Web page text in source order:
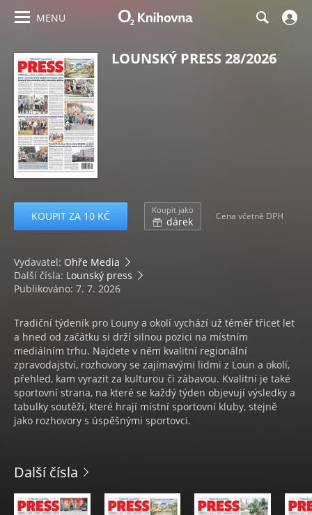
MENU
LOUNSKÝ PRESS 28/2026
KOUPIT ZA 10 KČ Koupit jako
dárek Cena včetně DPH
Vydavatel: Ohře Media
Další čísla: Lounský press
Publikováno: 7. 7. 2026
Tradiční týdeník pro Louny a okolí vychází už téměř třicet let
a hned od začátku si drží silnou pozici na místním
mediálním trhu. Najdete v něm kvalitní regionální
zpravodajství, rozhovory se zajímavými lidmi z Loun a okolí,
přehled, kam vyrazit za kulturou či zábavou. Kvalitní je také
sportovní strana, na které se každý týden objevují výsledky a
tabulky soutěží, které hrají místní sportovní kluby, stejně
jako rozhovory s úspěšnými sportovci.
Další čísla